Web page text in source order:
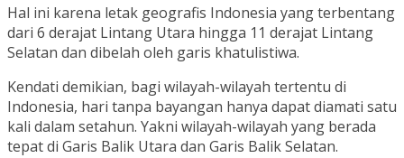
Hal ini karena letak geografis Indonesia yang terbentang
dari 6 derajat Lintang Utara hingga 11 derajat Lintang
Selatan dan dibelah oleh garis khatulistiwa.
Kendati demikian, bagi wilayah-wilayah tertentu di
Indonesia, hari tanpa bayangan hanya dapat diamati satu
kali dalam setahun. Yakni wilayah-wilayah yang berada
tepat di Garis Balik Utara dan Garis Balik Selatan.